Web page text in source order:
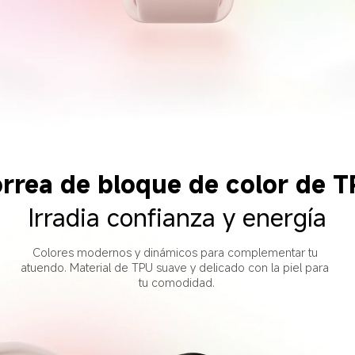
de bloque de color de
Irradia confianza y energía
Colores modernos y dinámicos para complementar tu
atuendo. Material de TPU suave y delicado con la piel para
tu comodidad.